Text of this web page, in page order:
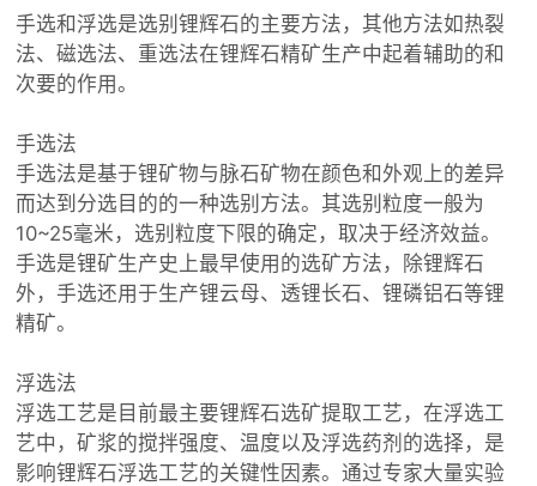
手选和浮选是选别锂辉石的主要方法，其他方法如热裂
法、磁选法、重选法在锂辉石精矿生产中起着辅助的和
次要的作用。
手选法
手选法是基于锂矿物与脉石矿物在颜色和外观上的差异
而达到分选目的的一种选别方法。其选别粒度一般为
10~25毫米，选别粒度下限的确定，取决于经济效益。
手选是锂矿生产史上最早使用的选矿方法，除锂辉石
外，手选还用于生产锂云母、透锂长石、锂磷铝石等锂
精矿。
浮选法
浮选工艺是目前最主要锂辉石选矿提取工艺，在浮选工
艺中，矿浆的搅拌强度、温度以及浮选药剂的选择，是
影响锂辉石浮选工艺的关键性因素。通过专家大量实验